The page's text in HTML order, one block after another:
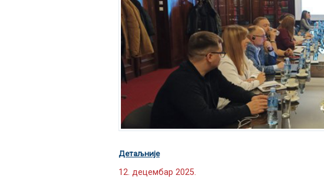
Детаљније
12. децембар 2025.